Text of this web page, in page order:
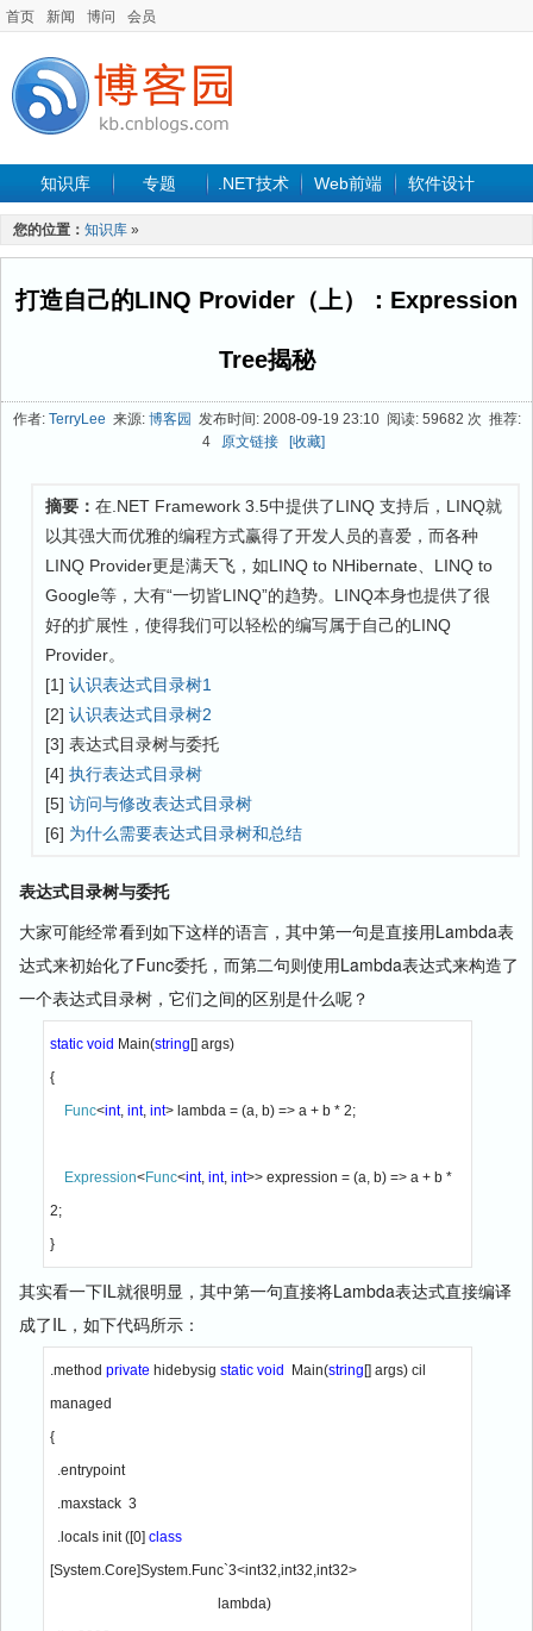
首页 新闻 博问 会员
知识库 专题 .NET技术 Web前端 软件设计
手机开发
最新文章
您的位置： 知识库 »
打造自己的LINQ Provider（上）：Expression
Tree揭秘
作者: TerryLee 来源: 博客园 发布时间: 2008-09-19 23:10 阅读: 59682 次 推荐:
4
原文链接 [收藏]
摘要： 在.NET Framework 3.5中提供了LINQ 支持后，LINQ就
以其强大而优雅的编程方式赢得了开发人员的喜爱，而各种
LINQ Provider更是满天飞，如LINQ to NHibernate、LINQ to
Google等，大有“一切皆LINQ”的趋势。LINQ本身也提供了很
好的扩展性，使得我们可以轻松的编写属于自己的LINQ
Provider。
[1] 认识表达式目录树1
[2] 认识表达式目录树2
[3] 表达式目录树与委托
[4] 执行表达式目录树
[5] 访问与修改表达式目录树
[6] 为什么需要表达式目录树和总结
表达式目录树与委托
大家可能经常看到如下这样的语言，其中第一句是直接用Lambda表
达式来初始化了Func委托，而第二句则使用Lambda表达式来构造了
一个表达式目录树，它们之间的区别是什么呢？
static void Main(string [] args)
{
Func<int, int, int> lambda = (a, b) => a + b * 2;
Expression<Func<int, int, int>> expression = (a, b) => a + b *
2;
}
其实看一下IL就很明显，其中第一句直接将Lambda表达式直接编译
成了IL，如下代码所示：
.method private hidebysig static void Main(string [] args) cil
managed
{
  .locals init ([0]
[System.Core]System.Func`3<int32,int32,int32>